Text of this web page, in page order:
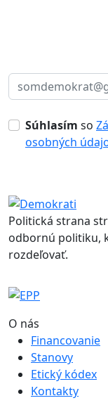
Súhlasím so
osobných
Politická strana
odbornú politiku,
rozdeľovať.
O nás
Financovanie
Stanovy
Etický kódex
Kontakty